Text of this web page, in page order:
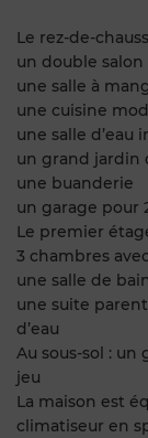
Le rez-de-
un double
une salle à
une cuisine
une salle d’eau
un grand jardin
une buanderie
un garage pour
Le premier
3 chambres
une salle de
une suite
d’eau
Au sous-sol : un
jeu
La maison est
climatiseur en